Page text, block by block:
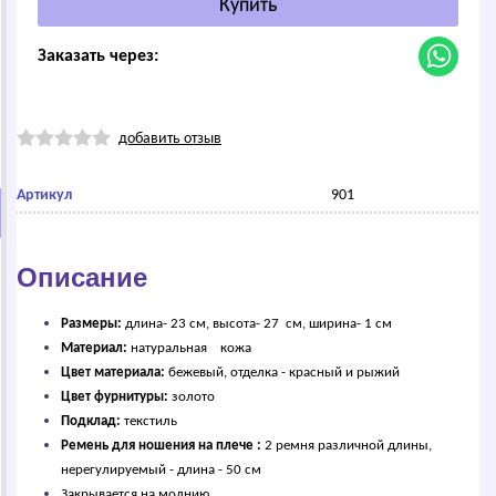
Заказать через:
добавить отзыв
Артикул 901
Описание
Размеры: длина- 23 см, высота- 27 см, ширина- 1 см
Материал: натуральная кожа
Цвет материала: бежевый, отделка - красный и рыжий
Цвет фурнитуры: золото
Подклад: текстиль
Ремень для ношения на плече : 2 ремня различной длины,
нерегулируемый - длина - 50 см